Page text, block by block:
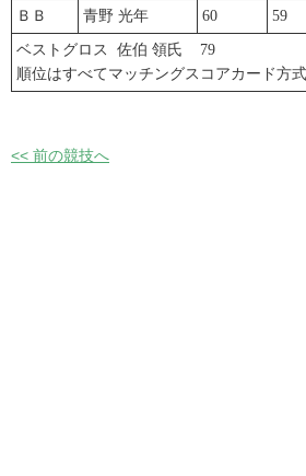
ＢＢ 青野 光年 60 59
ベストグロス 佐伯 領氏 79
順位はすべてマッチングスコアカード方式
<< 前の競技へ